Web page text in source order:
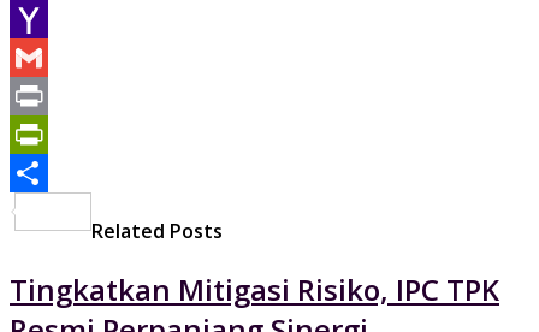
Email
Yahoo
Mail
Gmail
Print
PrintFriendly
Related Posts
Tingkatkan Mitigasi Risiko, IPC TPK